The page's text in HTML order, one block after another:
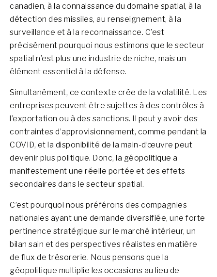
canadien, à la connaissance du domaine spatial, à la
détection des missiles, au renseignement, à la
surveillance et à la reconnaissance. C’est
précisément pourquoi nous estimons que le secteur
spatial n’est plus une industrie de niche, mais un
élément essentiel à la défense.
Simultanément, ce contexte crée de la volatilité. Les
entreprises peuvent être sujettes à des contrôles à
l’exportation ou à des sanctions. Il peut y avoir des
contraintes d’approvisionnement, comme pendant la
COVID, et la disponibilité de la main-d’œuvre peut
devenir plus politique. Donc, la géopolitique a
manifestement une réelle portée et des effets
secondaires dans le secteur spatial.
C’est pourquoi nous préférons des compagnies
nationales ayant une demande diversifiée, une forte
pertinence stratégique sur le marché intérieur, un
bilan sain et des perspectives réalistes en matière
de flux de trésorerie. Nous pensons que la
géopolitique multiplie les occasions au lieu de